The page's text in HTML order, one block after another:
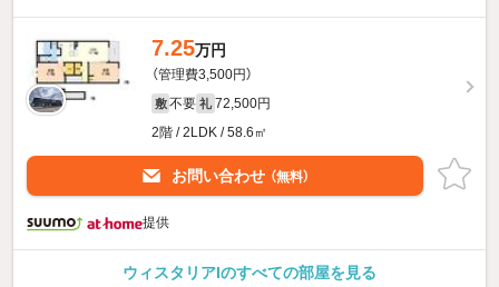
7.25万円
（管理費3,500円）
敷 不要 礼 72,500円
2階 / 2LDK / 58.6㎡
お問い合わせ （無料）
提供
ウィスタリアIのすべての部屋を見る